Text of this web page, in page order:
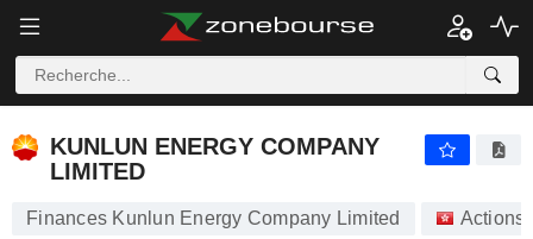
KUNLUN ENERGY COMPANY
LIMITED
Finances Kunlun Energy Company Limited Actions